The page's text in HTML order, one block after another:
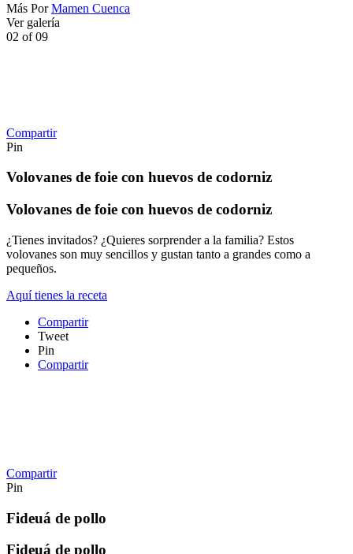
Más PorMamen Cuenca
Ver galería
02 of 09
Compartir
Pin
Volovanes de foie con huevos de codorniz
Volovanes de foie con huevos de codorniz
¿Tienes invitados? ¿Quieres sorprender a la familia? Estos
volovanes son muy sencillos y gustan tanto a grandes como a
pequeños.
Aquí tienes la receta
Compartir
Tweet
Pin
Compartir
Compartir
Pin
Fideuá de pollo
Fideuá de pollo